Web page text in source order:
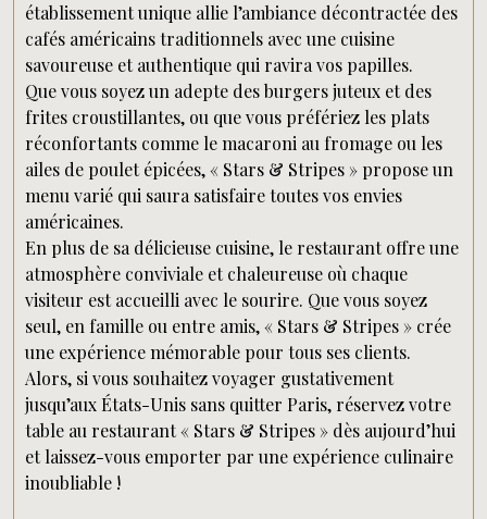
établissement unique allie l’ambiance décontractée des
cafés américains traditionnels avec une cuisine
savoureuse et authentique qui ravira vos papilles.
Que vous soyez un adepte des burgers juteux et des
frites croustillantes, ou que vous préfériez les plats
réconfortants comme le macaroni au fromage ou les
ailes de poulet épicées, « Stars & Stripes » propose un
menu varié qui saura satisfaire toutes vos envies
américaines.
En plus de sa délicieuse cuisine, le restaurant offre une
atmosphère conviviale et chaleureuse où chaque
visiteur est accueilli avec le sourire. Que vous soyez
seul, en famille ou entre amis, « Stars & Stripes » crée
une expérience mémorable pour tous ses clients.
Alors, si vous souhaitez voyager gustativement
jusqu’aux États-Unis sans quitter Paris, réservez votre
table au restaurant « Stars & Stripes » dès aujourd’hui
et laissez-vous emporter par une expérience culinaire
inoubliable !